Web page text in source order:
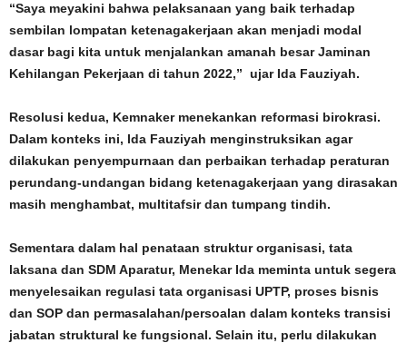
“Saya meyakini bahwa pelaksanaan yang baik terhadap
sembilan lompatan ketenagakerjaan akan menjadi modal
dasar bagi kita untuk menjalankan amanah besar Jaminan
Kehilangan Pekerjaan di tahun 2022,” ujar Ida Fauziyah.
Resolusi kedua, Kemnaker menekankan reformasi birokrasi.
Dalam konteks ini, Ida Fauziyah menginstruksikan agar
dilakukan penyempurnaan dan perbaikan terhadap peraturan
perundang-undangan bidang ketenagakerjaan yang dirasakan
masih menghambat, multitafsir dan tumpang tindih.
Sementara dalam hal penataan struktur organisasi, tata
laksana dan SDM Aparatur, Menekar Ida meminta untuk segera
menyelesaikan regulasi tata organisasi UPTP, proses bisnis
dan SOP dan permasalahan/persoalan dalam konteks transisi
jabatan struktural ke fungsional. Selain itu, perlu dilakukan